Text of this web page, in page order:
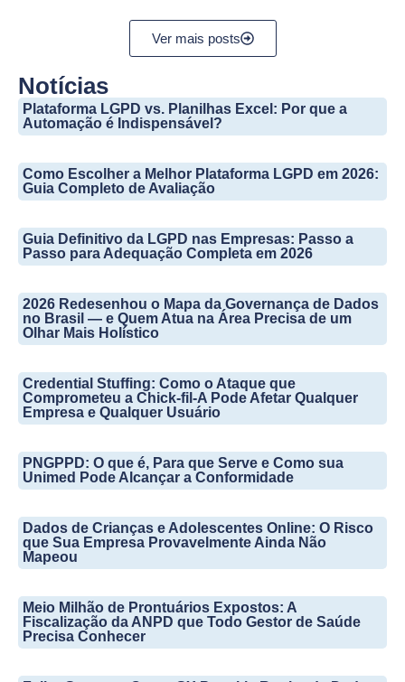
Ver mais posts
Notícias
Plataforma LGPD vs. Planilhas Excel: Por que a
Automação é Indispensável?
Como Escolher a Melhor Plataforma LGPD em 2026:
Guia Completo de Avaliação
Guia Definitivo da LGPD nas Empresas: Passo a
Passo para Adequação Completa em 2026
2026 Redesenhou o Mapa da Governança de Dados
no Brasil — e Quem Atua na Área Precisa de um
Olhar Mais Holístico
Credential Stuffing: Como o Ataque que
Comprometeu a Chick-fil-A Pode Afetar Qualquer
Empresa e Qualquer Usuário
PNGPPD: O que é, Para que Serve e Como sua
Unimed Pode Alcançar a Conformidade
Dados de Crianças e Adolescentes Online: O Risco
que Sua Empresa Provavelmente Ainda Não
Mapeou
Meio Milhão de Prontuários Expostos: A
Fiscalização da ANPD que Todo Gestor de Saúde
Precisa Conhecer